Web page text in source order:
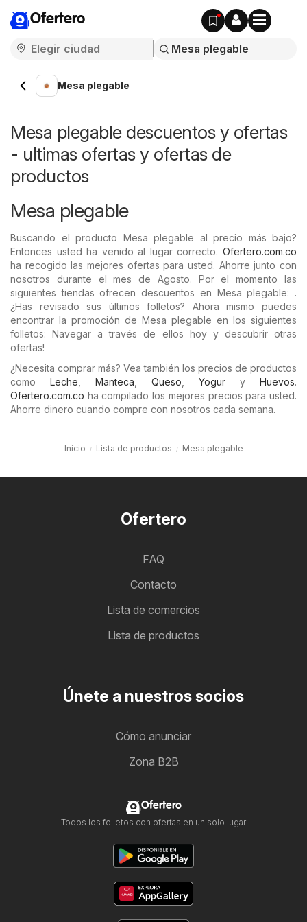
Ofertero
Mesa plegable
Mesa plegable descuentos y ofertas
- ultimas ofertas y ofertas de
productos
Mesa plegable
Buscando el producto Mesa plegable al precio más bajo?
Entonces usted ha venido al lugar correcto. Ofertero.com.co
ha recogido las mejores ofertas para usted. Ahorre junto con
nosotros durante el mes de Agosto. Por el momento las
siguientes tiendas ofrecen descuentos en Mesa plegable: .
¿Has revisado sus últimos folletos? Ahora mismo puedes
encontrar la promoción de Mesa plegable en los siguientes
folletos: Navegar a través de ellos hoy y descubrir otras
ofertas!
¿Necesita comprar más? Vea también los precios de productos
como Leche Manteca Queso Yogur y Huevos.
Ofertero.com.co ha compilado los mejores precios para usted.
Ahorre dinero cuando compre con nosotros cada semana.
Inicio Lista de productos Mesa plegable
Ofertero
FAQ
Contacto
Lista de comercios
Lista de productos
Únete a nuestros socios
Cómo anunciar
Zona B2B
Ofertero
Todos los folletos con ofertas en un solo lugar